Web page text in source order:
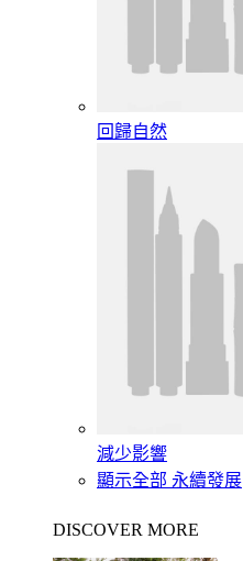
回歸自然
減少影響
顯示全部 永續發展
DISCOVER MORE